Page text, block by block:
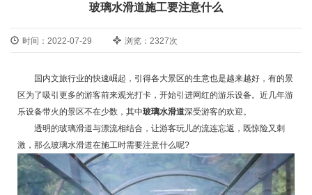
玻璃水滑道施工要注意什么
时间：2022-07-29 浏览：2327次
国内文旅行业的快速崛起，引得各大景区的生意也是越来越好，有的景
区为了吸引更多的游客前来观光打卡，开始引进网红的游乐设备。近几年游
乐设备带火的景区不在少数，其中玻璃水滑道深受游客的欢迎。
透明的玻璃滑道与漂流相结合，让游客玩儿的流连忘返，既惊险又刺
激，那么玻璃水滑道在施工时需要注意什么呢?